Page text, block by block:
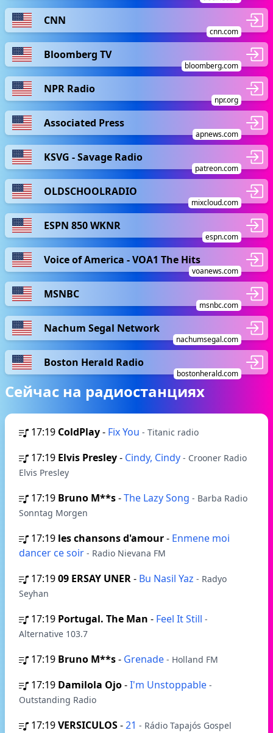
CNN
cnn.com
Bloomberg TV
bloomberg.com
NPR Radio
npr.org
Associated Press
apnews.com
KSVG - Savage Radio
patreon.com
OLDSCHOOLRADIO
mixcloud.com
ESPN 850 WKNR
espn.com
Voice of America - VOA1 The Hits
voanews.com
MSNBC
msnbc.com
Nachum Segal Network
nachumsegal.com
Boston Herald Radio
bostonherald.com
Сейчас на радиостанциях
17:19 ColdPlay- Fix You - Titanic radio
17:19 Elvis Presley- Cindy, Cindy - Crooner Radio
Elvis Presley
17:19 Bruno M**s-The Lazy Song - Barba Radio
Sonntag Morgen
17:19 les chansons d'amour- Enmene moi
dancer ce soir - Radio Nievana FM
17:1909 ERSAY UNER- Bu Nasil Yaz - Radyo
Seyhan
17:19 Portugal. The Man - Feel It Still -
Alternative 103.7
17:19 Bruno M**s- Grenade - Holland FM
17:19 Damilola Ojo-I'm Unstoppable -
Outstanding Radio
17:19VERSICULOS-21 - Rádio Tapajós Gospel